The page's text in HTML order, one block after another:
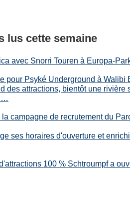
lus cette semaine
avec Snorri Touren à Europa-
pour Psyké Underground à Walibi
des attractions, bientôt une rivière
…
la campagne de recrutement du
ses horaires d'ouverture et
100 % Schtroumpf a